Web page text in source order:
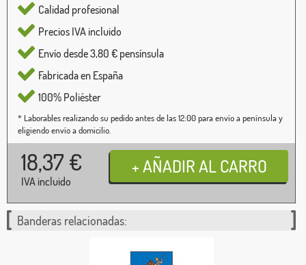
Calidad profesional
Precios IVA incluido
Envío desde 3,80 € pensínsula
Fabricada en España
100% Poliéster
* Laborables realizando su pedido antes de las 12:00 para envío a península y
eligiendo envío a domicilio.
18,37 €
IVA incluido
Banderas relacionadas: